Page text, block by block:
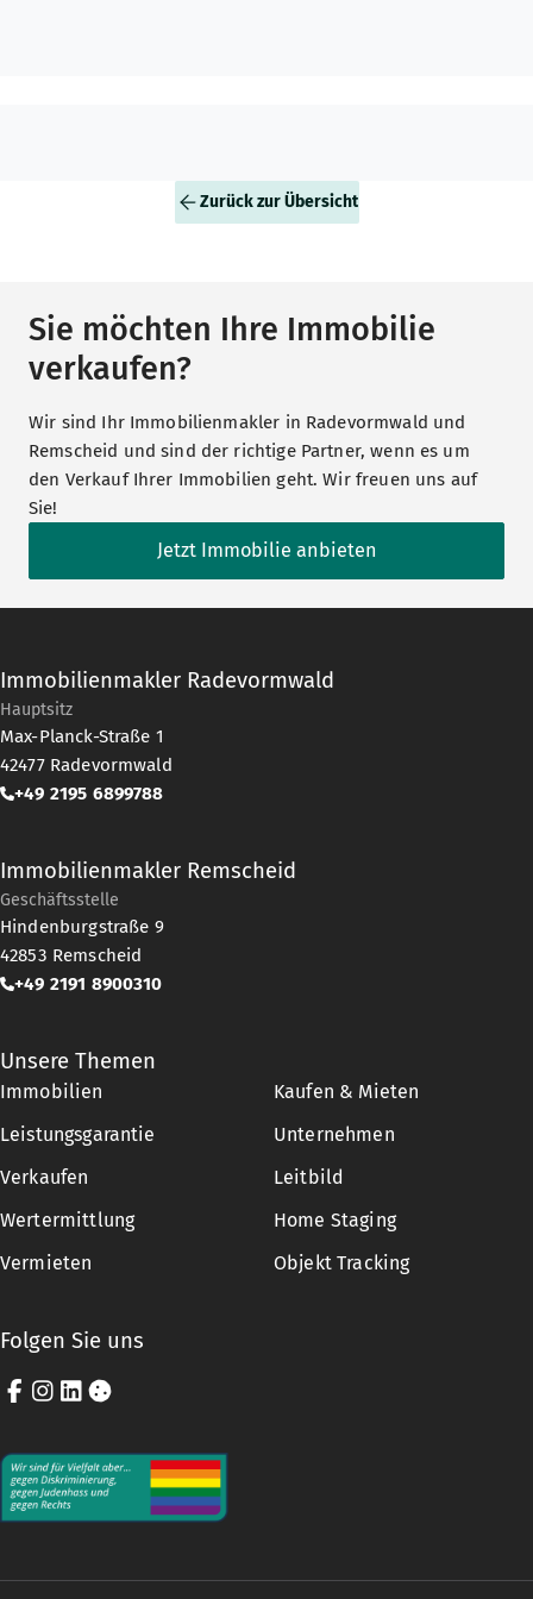
Flächenberechnung überprüft worden.
Eine Gewähr für deren Richtigkeit sowie
unter Ausschluss jeglicher
Sachmängelhaftung. Alle Angaben sind
vorbehalten.
Zurück zur Übersicht
Sie möchten Ihre Immobilie
verkaufen?
Wir sind Ihr Immobilienmakler in Radevormwald und
Remscheid und sind der richtige Partner, wenn es um
den Verkauf Ihrer Immobilien geht. Wir freuen uns auf
Sie!
Jetzt Immobilie anbieten
Immobilienmakler Radevormwald
Hauptsitz
Max-Planck-Straße 1
42477 Radevormwald
+49 2195 6899788
Immobilienmakler Remscheid
Geschäftsstelle
Hindenburgstraße 9
42853 Remscheid
+49 2191 8900310
Unsere Themen
Immobilien
Kaufen & Mieten
Leistungsgarantie
Unternehmen
Verkaufen
Leitbild
Wertermittlung
Home Staging
Vermieten
Objekt Tracking
Folgen Sie uns
Facebook
Instagram
LinkedIn
Cookie-Einstellungen